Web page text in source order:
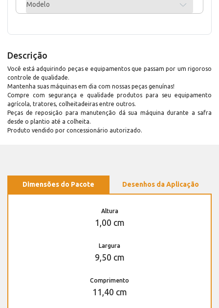
Modelo
Descrição
Você está adquirindo peças e equipamentos que passam por um rigoroso
controle de qualidade.
Mantenha suas máquinas em dia com nossas peças genuínas!
Compre com segurança e qualidade produtos para seu equipamento
agrícola, tratores, colheitadeiras entre outros.
Peças de reposição para manutenção dá sua máquina durante a safra
desde o plantio até a colheita.
Produto vendido por concessionário autorizado.
Dimensões do Pacote Desenhos da Aplicação
Altura
1,00 cm
Largura
9,50 cm
Comprimento
11,40 cm